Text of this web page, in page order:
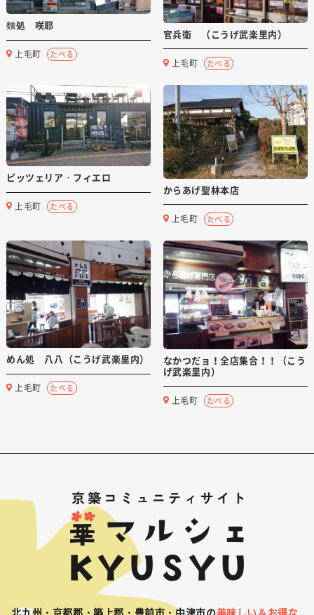
麵処 咲耶
上毛町 たべる
官兵衛 （こうげ武楽里内）
上毛町 たべる
ピッツェリア・フィエロ
上毛町 たべる
からあげ聖林本店
上毛町 たべる
めん処 八八（こうげ武楽里内）
上毛町 たべる
なかつだョ！全店集合！！（こう
げ武楽里内）
上毛町 たべる
北九州・京都郡・築上郡・豊前市・中津市の美味しい＆お得な